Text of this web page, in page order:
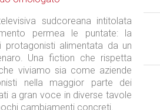
sudcoreana intitolata
permea le puntate: la
protagonisti alimentata da un
Una fiction che rispetta
viviamo sia come aziende
nella maggior parte dei
a gran voce in diverse tavole
cambiamenti concreti.